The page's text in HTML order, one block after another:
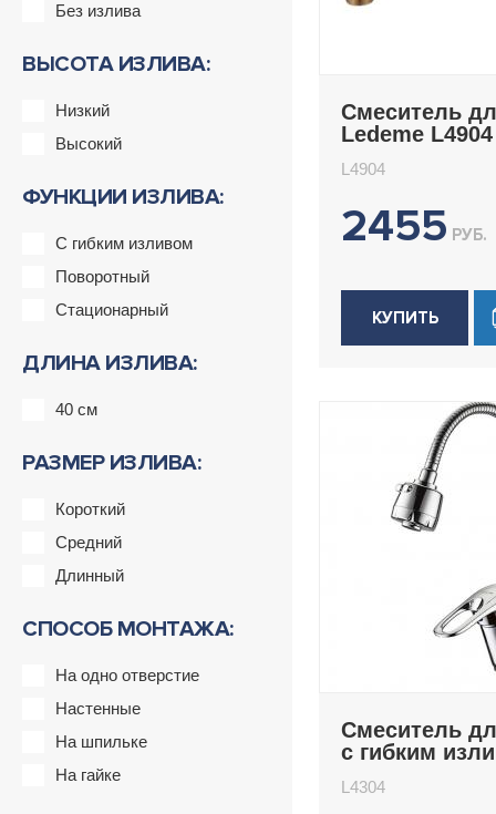
Без излива
ВЫСОТА ИЗЛИВА:
Низкий
Высокий
ФУНКЦИИ ИЗЛИВА:
С гибким изливом
Поворотный
Стационарный
ДЛИНА ИЗЛИВА:
40 см
РАЗМЕР ИЗЛИВА:
Короткий
Средний
Длинный
СПОСОБ МОНТАЖА:
На одно отверстие
Настенные
На шпильке
На гайке
Смеситель
Ledeme L4904
L4904
2455 РУБ.
КУПИТЬ
Смеситель
с гибким
L4304